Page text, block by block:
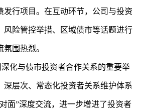
发行项目。在互动环节，公司与投资
风险管控举措、区域债市等话题进行
围热烈。
化与债市投资者合作关系的重要举
深层次、常态化投资者关系维护体系
面”深度交流，进一步增进了投资者